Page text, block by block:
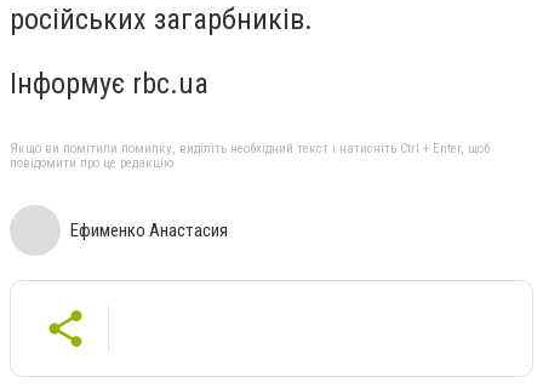
російських загарбників.
Інформує rbc.ua
Якщо ви помітили помилку, виділіть необхідний текст і натисніть Ctrl + Enter, щоб
повідомити про це редакцію
Ефименко Анастасия